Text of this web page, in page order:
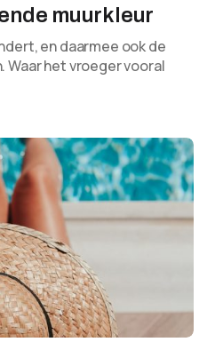
muurkleur
en daarmee ook de
Waar het vroeger vooral